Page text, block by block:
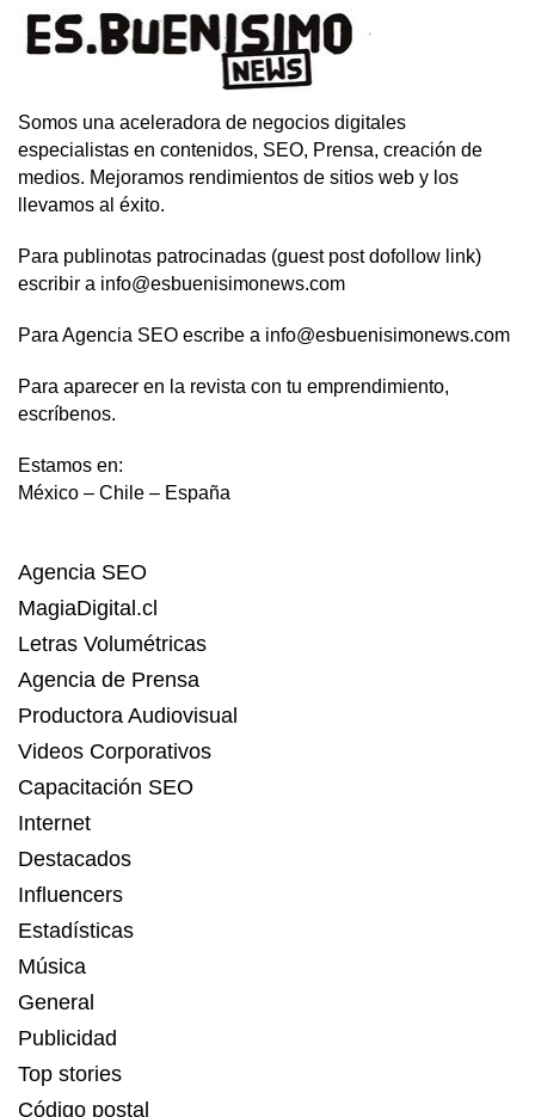
Somos una aceleradora de negocios digitales
especialistas en contenidos, SEO, Prensa, creación de
medios. Mejoramos rendimientos de sitios web y los
llevamos al éxito.
Para publinotas patrocinadas (guest post dofollow link)
escribir a info@esbuenisimonews.com
Para Agencia SEO escribe a info@esbuenisimonews.com
Para aparecer en la revista con tu emprendimiento,
escríbenos.
Estamos en:
México – Chile – España
Agencia SEO
MagiaDigital.cl
Letras Volumétricas
Agencia de Prensa
Productora Audiovisual
Videos Corporativos
Capacitación SEO
Internet
Destacados
Influencers
Estadísticas
Música
General
Publicidad
Top stories
Código postal